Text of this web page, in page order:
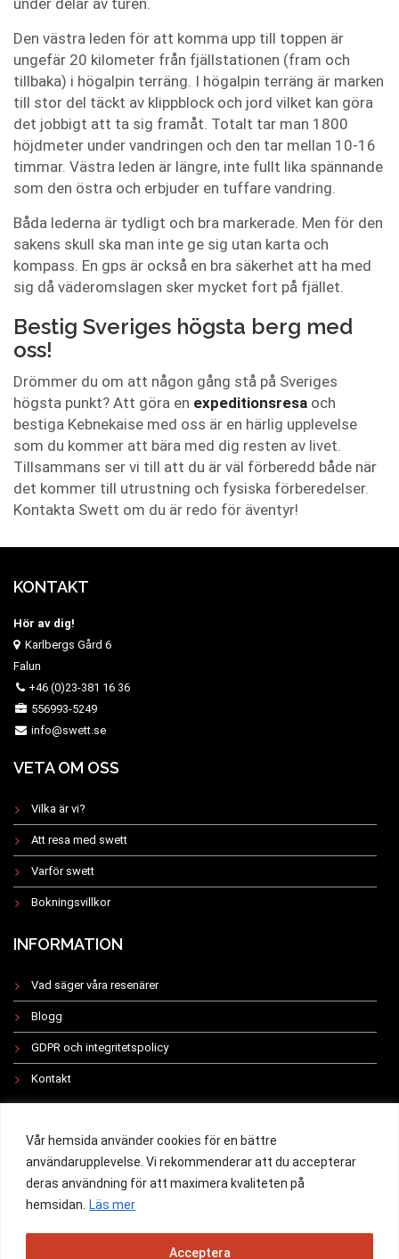
Vår hemsida använder cookies för en bättre
användarupplevelse. Vi rekommenderar att du accepterar
deras användning för att maximera kvaliteten på
hemsidan. Läs mer
Acceptera
under delar av turen.
Den västra leden för att komma upp till toppen är
ungefär 20 kilometer från fjällstationen (fram och
tillbaka) i högalpin terräng. I högalpin terräng är marken
till stor del täckt av klippblock och jord vilket kan göra
det jobbigt att ta sig framåt. Totalt tar man 1800
höjdmeter under vandringen och den tar mellan 10-16
timmar. Västra leden är längre, inte fullt lika spännande
som den östra och erbjuder en tuffare vandring.
Båda lederna är tydligt och bra markerade. Men för den
sakens skull ska man inte ge sig utan karta och
kompass. En gps är också en bra säkerhet att ha med
sig då väderomslagen sker mycket fort på fjället.
Bestig Sveriges högsta berg med
oss!
Drömmer du om att någon gång stå på Sveriges
högsta punkt? Att göra en expeditionsresa och
bestiga Kebnekaise med oss är en härlig upplevelse
som du kommer att bära med dig resten av livet.
Tillsammans ser vi till att du är väl förberedd både när
det kommer till utrustning och fysiska förberedelser.
Kontakta Swett om du är redo för äventyr!
KONTAKT
Hör av dig!
Karlbergs Gård 6
Falun
+46 (0)23-381 16 36
556993-5249
info@swett.se
VETA OM OSS
Vilka är vi?
Att resa med swett
Varför swett
Bokningsvillkor
INFORMATION
Vad säger våra resenärer
Blogg
GDPR och integritetspolicy
Kontakt